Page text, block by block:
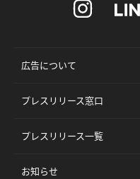
広告について
プレスリリース窓口
プレスリリース一覧
お知らせ